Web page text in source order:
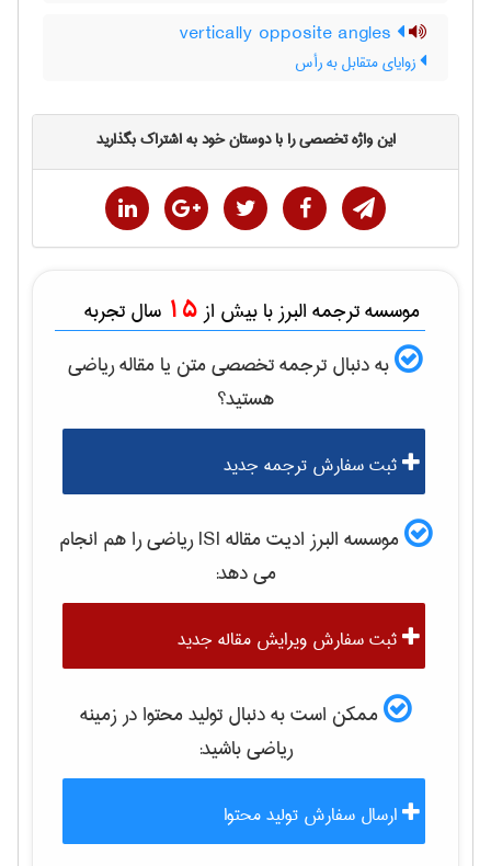
زوایای متقابل به رأس
این واژه تخصصی را با دوستان خود به اشتراک بگذارید
موسسه ترجمه البرز با بیش از 15 سال تجربه
به دنبال ترجمه تخصصی متن یا مقالهرياضی
هستید؟
ثبت سفارش ترجمه جدید
موسسه البرز ادیت مقاله ISI رياضیرا هم انجام
می دهد:
ثبت سفارش ویرایش مقاله جدید
ممکن است به دنبال تولید محتوا در زمینه
رياضیباشید:
ارسال سفارش تولید محتوا